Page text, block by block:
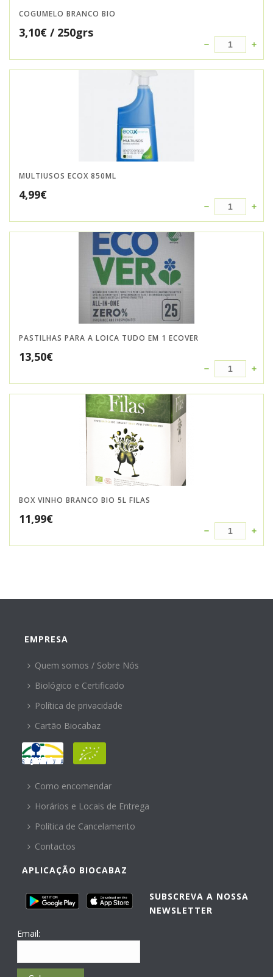
COGUMELO BRANCO BIO
3,10€ / 250grs
MULTIUSOS ECOX 850ML
4,99€
PASTILHAS PARA A LOICA TUDO EM 1 ECOVER
13,50€
BOX VINHO BRANCO BIO 5L FILAS
11,99€
EMPRESA
Quem somos / Sobre Nós
Biológico e Certificado
Política de privacidade
Cartão Biocabaz
AJUDA
Como encomendar
Horários e Locais de Entrega
Política de Cancelamento
Contactos
APLICAÇÃO BIOCABAZ
SUBSCREVA A NOSSA
NEWSLETTER
Email: